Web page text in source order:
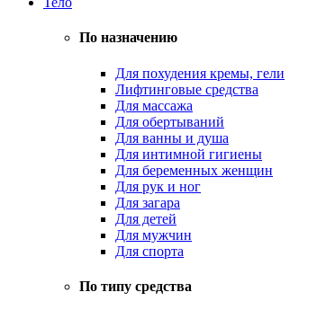
По назначению
Для похудения кремы, гели
Лифтинговые средства
Для массажа
Для обертываний
Для ванны и душа
Для интимной гигиены
Для беременных женщин
Для рук и ног
Для загара
Для детей
Для мужчин
Для спорта
По типу средства